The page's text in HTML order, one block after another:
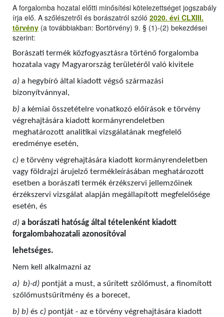
A forgalomba hozatal előtti minősítési kötelezettséget jogszabály
írja elő. A szőlészetről és borászatról szóló 2020. évi CLXIII.
törvény (a továbbiakban: Bortörvény) 9. § (1)-(2) bekezdései
szerint:
Borászati termék közfogyasztásra történő forgalomba
hozatala vagy Magyarország területéről való kivitele
a) a hegybíró által kiadott végső származási
bizonyítvánnyal,
b) a kémiai összetételre vonatkozó előírások e törvény
végrehajtására kiadott kormányrendeletben
meghatározott analitikai vizsgálatának megfelelő
eredménye esetén,
c) e törvény végrehajtására kiadott kormányrendeletben
vagy földrajzi árujelző termékleírásában meghatározott
esetben a borászati termék érzékszervi jellemzőinek
érzékszervi vizsgálat alapján megállapított megfelelősége
esetén, és
d) a borászati hatóság által tételenként kiadott
forgalombahozatali azonosítóval
lehetséges.
Nem kell alkalmazni az
a) b)-d) pontját a must, a sűrített szőlőmust, a finomított
szőlőmustsűrítmény és a borecet,
b) b) és c) pontját - az e törvény végrehajtására kiadott